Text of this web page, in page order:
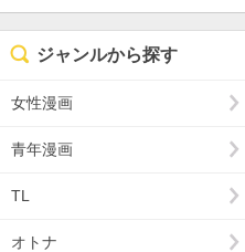
ジャンルから探す
女性漫画
青年漫画
TL
オトナ